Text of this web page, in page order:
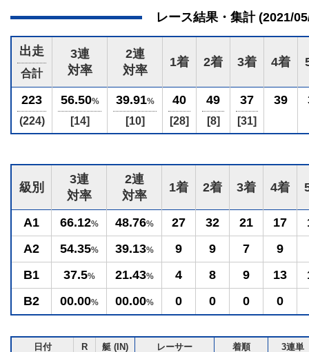
レース結果・集計 (2021/
出走
合計
3連
対率
2連
対率
1着 2着 3着 4着
223
(224)
56.50%
[14]
39.91%
[10]
40
[28]
49
[8]
37
[31]
39
級別
3連
対率
2連
対率
1着 2着 3着 4着
A1 66.12% 48.76% 27 32 21 17
A2
54.35% 39.13% 9 9 7
9
B1
37.5% 21.43% 4 8 9 13
B2
00.00% 00.00% 0 0 0 0
日付 R 艇 (IN) レーサー 着順
3連単